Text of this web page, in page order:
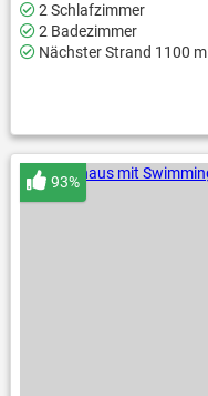
2 Schlafzimmer
2 Badezimmer
Nächster Strand 1100 m
93%